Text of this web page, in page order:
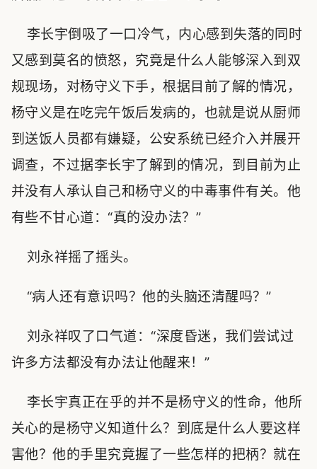
李长宇倒吸了一口冷气，内心感到失落的同时
又感到莫名的愤怒，究竟是什么人能够深入到双
规现场，对杨守义下手，根据目前了解的情况，
杨守义是在吃完午饭后发病的，也就是说从厨师
到送饭人员都有嫌疑，公安系统已经介入并展开
调查，不过据李长宇了解到的情况，到目前为止
并没有人承认自己和杨守义的中毒事件有关。他
有些不甘心道：“真的没办法？”
刘永祥摇了摇头。
“病人还有意识吗？他的头脑还清醒吗？”
刘永祥叹了口气道：“深度昏迷，我们尝试过
许多方法都没有办法让他醒来！”
李长宇真正在乎的并不是杨守义的性命，他所
关心的是杨守义知道什么？到底是什么人要这样
害他？他的手里究竟握了一些怎样的把柄？就在